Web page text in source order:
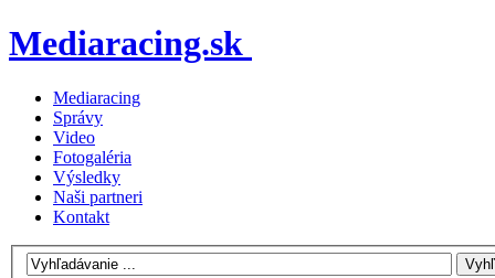
Mediaracing.sk
Mediaracing
Správy
Video
Fotogaléria
Výsledky
Naši partneri
Kontakt